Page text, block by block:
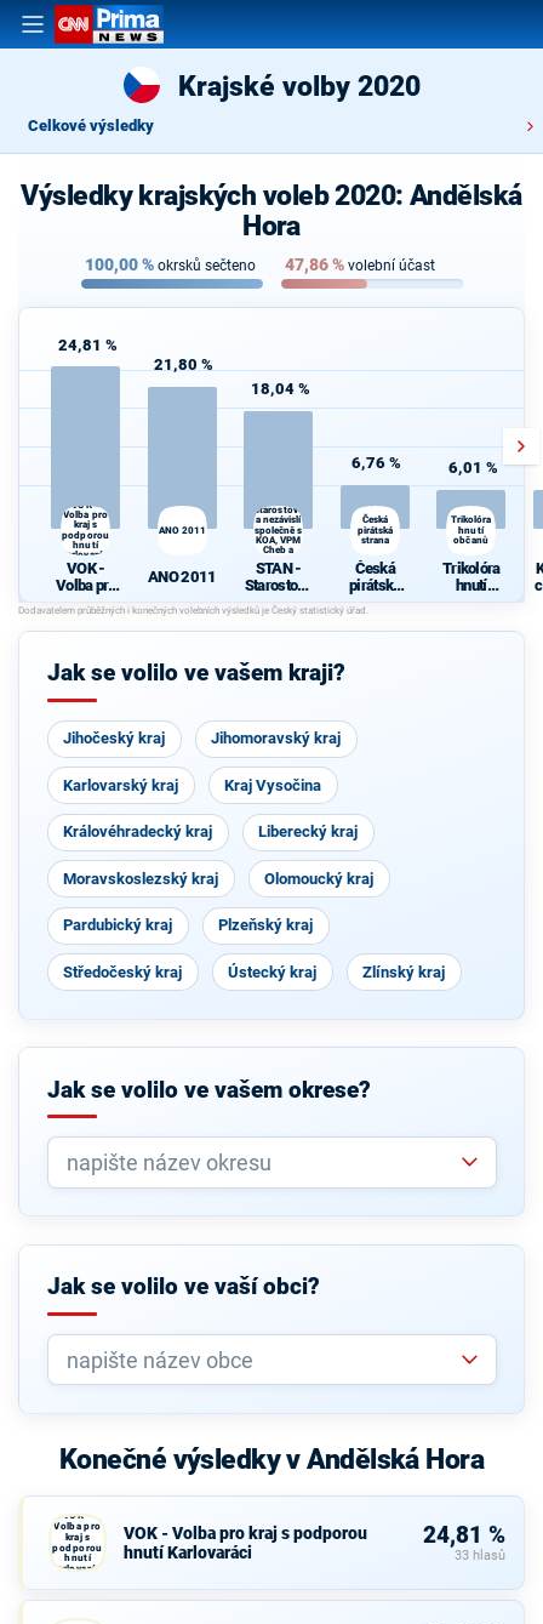
Krajské volby 2020
Celkové výsledky
Výsledky krajských voleb 2020: Andělská
Hora
100,00% okrsků sečteno 47,86% volební účast
24,81 %
VOK -
Volba pro
kraj s
podporou
hnutí
Karlovaráci
VOK -
Volba pro
kraj s
podporou
hnutí
i
21,80 %
ANO 2011
ANO 2011
18,04 %
Starostové
a nezávislí
společně s
KOA, VPM
Cheb a
STAN -
Starostové
a nezávislí
společně s
KOA, VPM
TOP 09
6,76 %
Česká
pirátská
strana
Česká
pirátská
strana
6,01 %
Trikolóra
hnutí
občanů
Trikolóra
hnutí
občanů
Jak se volilo ve vašem kraji?
Jihočeský kraj Jihomoravský kraj
Karlovarský kraj Kraj Vysočina
Královéhradecký kraj Liberecký kraj
Moravskoslezský kraj Olomoucký kraj
Pardubický kraj Plzeňský kraj
Středočeský kraj Ústecký kraj Zlínský kraj
Jak se volilo ve vašem okrese?
Jak se volilo ve vaší obci?
Konečné výsledky v Andělská Hora
VOK -
Volba pro
kraj s
podporou
hnutí
Karlovaráci
VOK - Volba pro kraj s podporou
hnutí Karlovaráci
24,81 %
33 hlasů